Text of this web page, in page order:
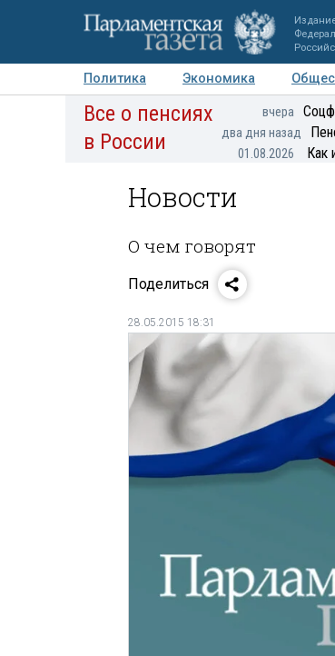
Политика Экономика
Авторы Персоны Мнения
Все о пенсиях
в России
вчера
два дня назад
01.08.2026 Как
Новости
О чем говорят
Поделиться
28.05.2015 18:31